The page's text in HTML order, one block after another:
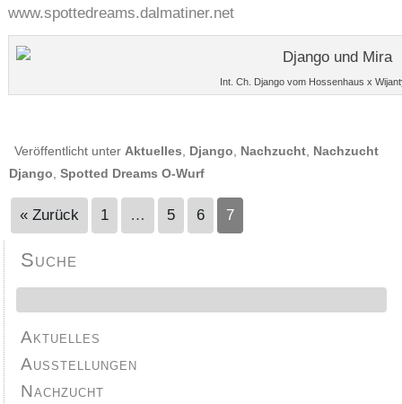
www.spottedreams.dalmatiner.net
Int. Ch. Django vom Hossenhaus x
Veröffentlicht unter Aktuelles Django Nachzucht Nachzucht
Django ,Spotted Dreams O-Wurf
« Zurück 1 … 5 6 7
Suche
Aktuelles
Ausstellungen
Nachzucht